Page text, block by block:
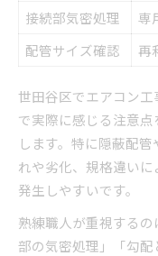
接続部気密処理
専
配管サイズ確認
再
世田谷区でエアコン
で実際に感じる注意
します。特に隠蔽配
れや劣化、規格違い
発生しやすいです。
熟練職人が重視する
部の気密処理」「勾